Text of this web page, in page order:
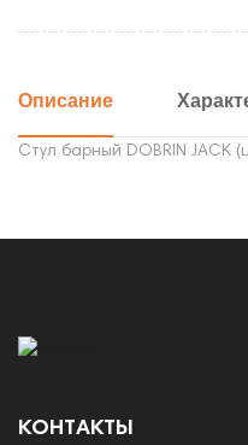
Описание
Стул барный DOBRIN JACK
КОНТАКТЫ